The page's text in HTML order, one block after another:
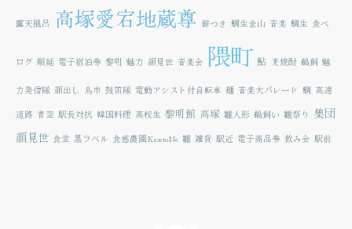
露天風呂 高塚愛宕地蔵尊 餅つき 鯛生金山 音楽 鯛生 食べ
ログ 順延 電子宿泊券 黎明 魅力 顔見世 音楽会 隈町 鮎 麦焼酎 鵜飼 魅
力発信隊 顔出し 鳥市 鼓笛隊 電動アシスト付自転車 麺 音楽大パレード 鯛 高速
道路 青空 駅長対抗 韓国料理 高校生 黎明館 高塚 雛人形 鵜飼い 雛祭り 集団
顔見世 食堂 黒ラベル 食感農園KazetoNe 雛 雑貨 駅近 電子商品券 飲み会 駅前